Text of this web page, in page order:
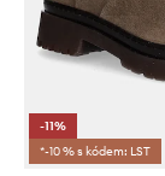
-11%
*-10 % s kódem: LST